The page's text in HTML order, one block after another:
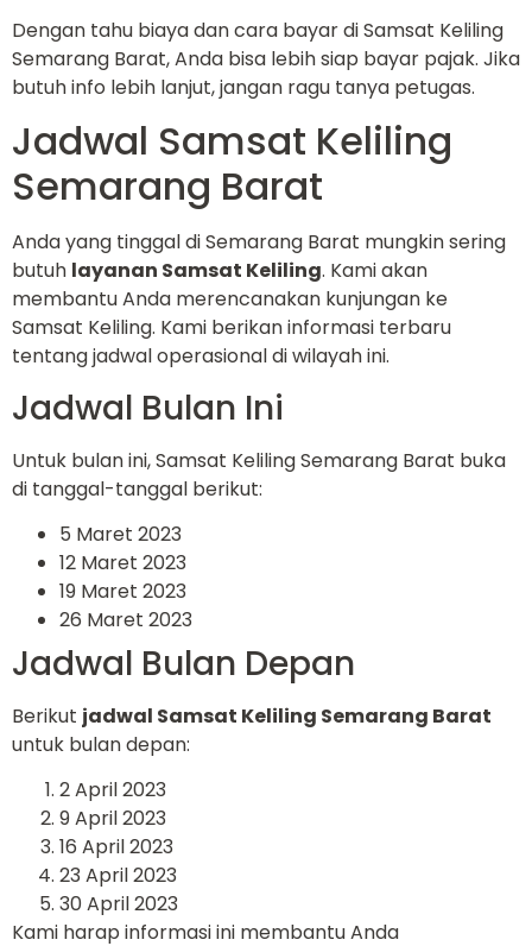
Dengan tahu biaya dan cara bayar di Samsat Keliling
Semarang Barat, Anda bisa lebih siap bayar pajak. Jika
butuh info lebih lanjut, jangan ragu tanya petugas.
Jadwal Samsat Keliling
Semarang Barat
Anda yang tinggal di Semarang Barat mungkin sering
butuh layanan Samsat Keliling. Kami akan
membantu Anda merencanakan kunjungan ke
Samsat Keliling. Kami berikan informasi terbaru
tentang jadwal operasional di wilayah ini.
Jadwal Bulan Ini
Untuk bulan ini, Samsat Keliling Semarang Barat buka
di tanggal-tanggal berikut:
5 Maret 2023
12 Maret 2023
19 Maret 2023
26 Maret 2023
Jadwal Bulan Depan
Berikut jadwal Samsat Keliling Semarang Barat
untuk bulan depan:
2 April 2023
9 April 2023
16 April 2023
23 April 2023
30 April 2023
Kami harap informasi ini membantu Anda